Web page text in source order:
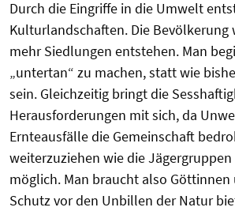
Durch die Eingriffe in die Umwelt
Kulturlandschaften. Die Bevölkerung
mehr Siedlungen entstehen. Man
„untertan“ zu machen, statt wie
sein. Gleichzeitig bringt die
Herausforderungen mit sich, da
Ernteausfälle die Gemeinschaft
weiterzuziehen wie die
möglich. Man braucht also Göttinnen
Schutz vor den Unbillen der Natur